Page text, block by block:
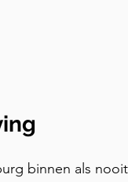
Een engel
lopen
aan de linkerkant,
binnen als